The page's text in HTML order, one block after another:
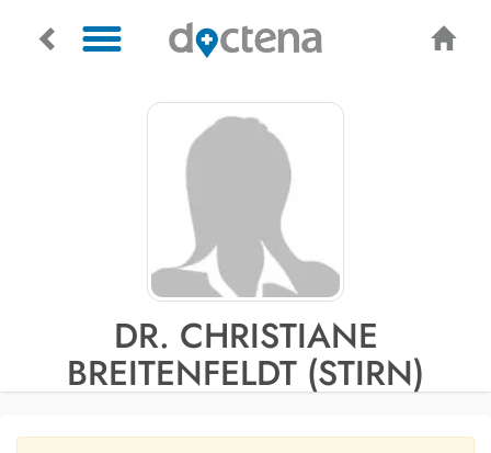
DR. CHRISTIANE
BREITENFELDT (STIRN)